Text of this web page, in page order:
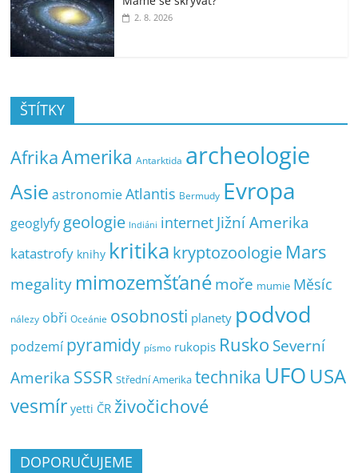
2. 8. 2026
ŠTÍTKY
AfrikaAmerika Antarktida archeologie
Asie astronomie Atlantis Bermudy Evropa
geoglyfy geologie Indiáni internet Jižní Amerika
katastrofy knihy kritika kryptozoologie Mars
megality mimozemšťanémoře mumie Měsíc
nálezy obři Oceánie osobnosti planety podvod
podzemí pyramidy písmo rukopis Rusko Severní
Amerika SSSR Střední Amerika technika UFO USA
vesmír yetti ČR živočichové
DOPORUČUJEME